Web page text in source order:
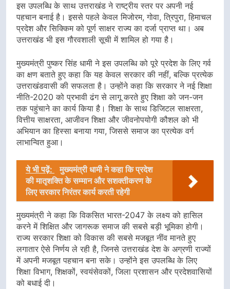
इस उपलब्धि के साथ उत्तराखंड ने राष्ट्रीय स्तर पर अपनी नई
पहचान बनाई है। इससे पहले केवल मिजोरम, गोवा, त्रिपुरा, हिमाचल
प्रदेश और सिक्किम को पूर्ण साक्षर राज्य का दर्जा प्राप्त था। अब
उत्तराखंड भी इस गौरवशाली सूची में शामिल हो गया है।
मुख्यमंत्री पुष्कर सिंह धामी ने इस उपलब्धि को पूरे प्रदेश के लिए गर्व
का क्षण बताते हुए कहा कि यह केवल सरकार की नहीं, बल्कि प्रत्येक
उत्तराखंडवासी की सफलता है। उन्होंने कहा कि सरकार ने नई शिक्षा
नीति-2020 को प्रभावी ढंग से लागू करते हुए शिक्षा को जन-जन
तक पहुंचाने का कार्य किया है। शिक्षा के साथ डिजिटल साक्षरता,
वित्तीय साक्षरता, आजीवन शिक्षा और जीवनोपयोगी कौशल को भी
अभियान का हिस्सा बनाया गया, जिससे समाज का प्रत्येक वर्ग
लाभान्वित हुआ।
ये भी पढ़ें:
मुख्यमंत्री धामी ने कहा कि प्रदेश
की मातृशक्ति के सम्मान और सशक्तीकरण के
लिए सरकार निरंतर कार्य करती रहेगी
मुख्यमंत्री ने कहा कि विकसित भारत-2047 के लक्ष्य को हासिल
करने में शिक्षित और जागरूक समाज की सबसे बड़ी भूमिका होगी।
राज्य सरकार शिक्षा को विकास की सबसे मजबूत नींव मानते हुए
लगातार ऐसे निर्णय ले रही है, जिनसे उत्तराखंड देश के अग्रणी राज्यों
में अपनी मजबूत पहचान बना सके। उन्होंने इस उपलब्धि के लिए
शिक्षा विभाग, शिक्षकों, स्वयंसेवकों, जिला प्रशासन और प्रदेशवासियों
को बधाई दी।